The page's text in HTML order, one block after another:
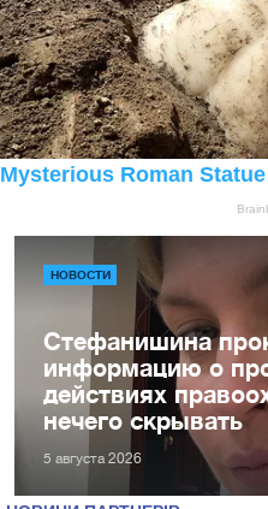
НОВОСТИ
Стефанишина
информацию о
действиях
нечего скрывать
5 августа 2026